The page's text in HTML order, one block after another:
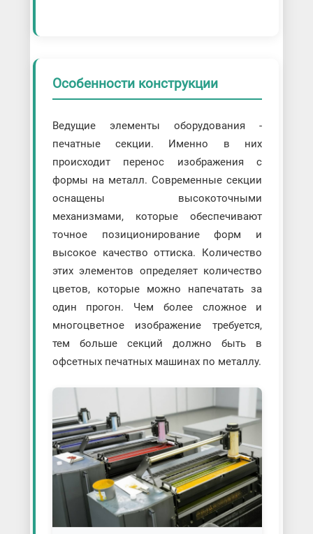
Особенности конструкции
Ведущие элементы оборудования -
печатные секции. Именно в них
происходит перенос изображения с
формы на металл. Современные секции
оснащены высокоточными
механизмами, которые обеспечивают
точное позиционирование форм и
высокое качество оттиска. Количество
этих элементов определяет количество
цветов, которые можно напечатать за
один прогон. Чем более сложное и
многоцветное изображение требуется,
тем больше секций должно быть в
офсетных печатных машинах по металлу.